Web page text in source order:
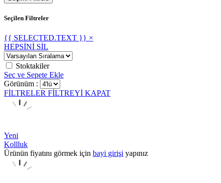
Seçilen Filtreler
{{ SELECTED.TEXT }} ×
HEPSİNİ SİL
Stoktakiler
Seç ve Sepete Ekle
Görünüm :
FİLTRELER FİLTREYİ KAPAT
Yeni
Kollluk
Ürünün fiyatını görmek için bayi girişi yapınız